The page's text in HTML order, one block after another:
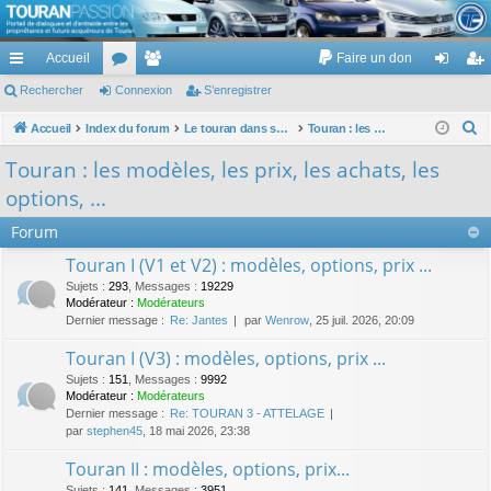
TouranPassion
Le forum des propriétaires ou futurs acquéreurs du Volkswagen Touran
cc
ès
Accueil
or
u
e
m
Faire un don
ne nr
Rechercher Connexion S’enregistrer
Accueil Index du forum Le touran dans ses versions I (V1 V2 V3) et II ... Touran : les modèles, les prix, les achats, les options, ...
r
Touran : les modèles, les prix, les achats, les
options, ...
Forum
Touran I (V1 et V2) : modèles, options, prix ...
Sujets : 293 Messages : 19229
Modérateur : Modérateurs
Dernier message : Re: Jantes par Wenrow , 25 juil. 2026, 20:09
Touran I (V3) : modèles, options, prix ...
Sujets : 151 Messages : 9992
Modérateur : Modérateurs
Dernier message : Re: TOURAN 3 - ATTELAGE
par stephen45 , 18 mai 2026, 23:38
Touran II : modèles, options, prix...